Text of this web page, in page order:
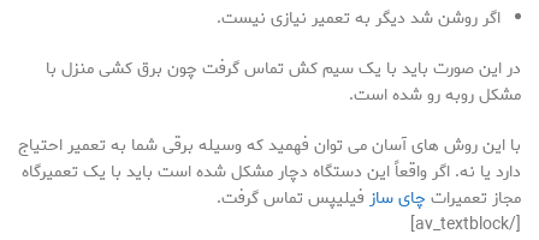
اگر روشن شد دیگر به تعمیر نیازی نیست.
در این صورت باید با یک سیم کش تماس گرفت چون برق کشی منزل با
مشکل روبه رو شده است.
با این روش های آسان می توان فهمید که وسیله برقی شما به تعمیر احتیاج
دارد یا نه. اگر واقعاً این دستگاه دچار مشکل شده است باید با یک تعمیرگاه
مجاز تعمیرات چای ساز فیلیپس تماس گرفت.
[/av_textblock]